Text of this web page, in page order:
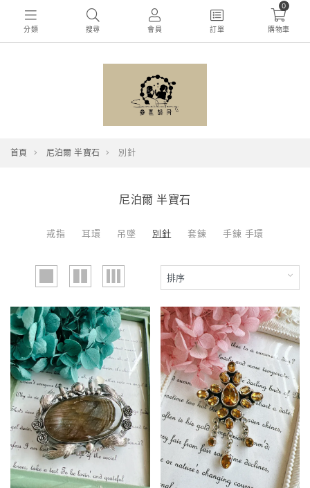
分類 搜尋 會員 訂單
0
購物車
首頁 尼泊爾 半寶石 別針
尼泊爾 半寶石
戒指 耳環 吊墜 別針 套鍊 手鍊 手環